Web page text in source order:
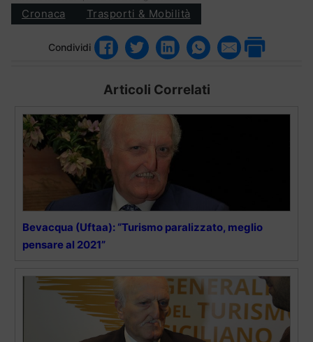
Cronaca Trasporti & Mobilità
Condividi
Articoli Correlati
Bevacqua (Uftaa): “Turismo paralizzato, meglio
pensare al 2021”